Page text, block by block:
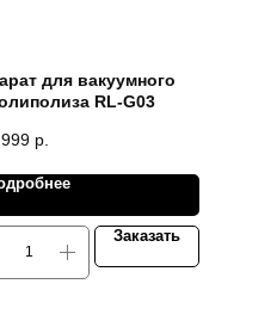
для вакуумного
RL-G03
р.
Заказать